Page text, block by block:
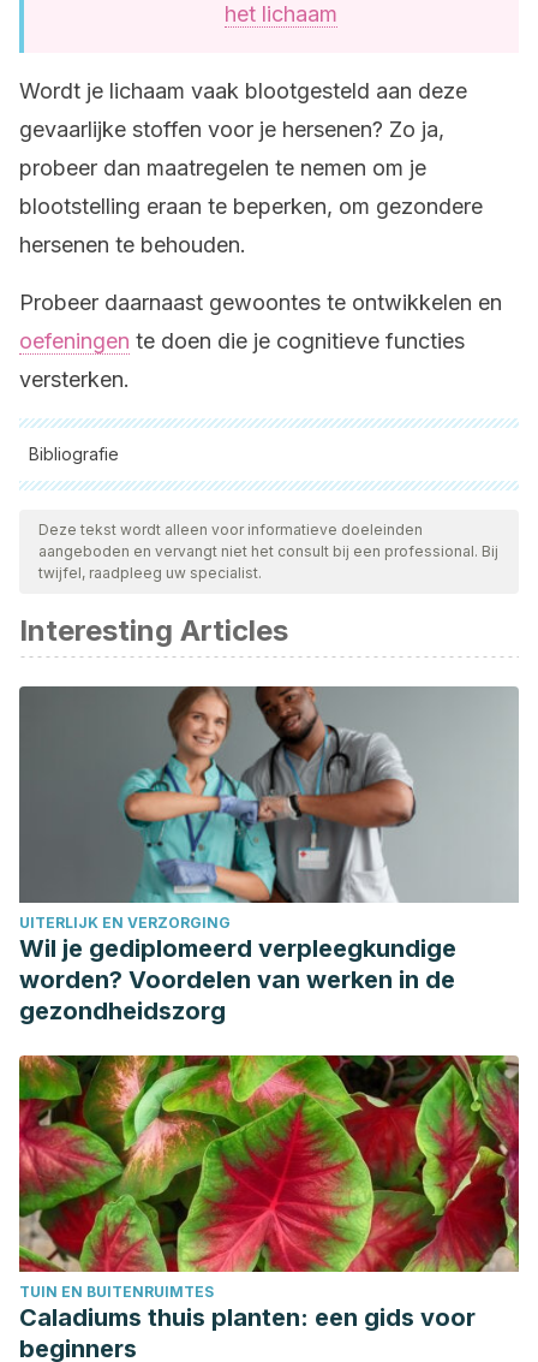
het lichaam
Wordt je lichaam vaak blootgesteld aan deze
gevaarlijke stoffen voor je hersenen? Zo ja,
probeer dan maatregelen te nemen om je
blootstelling eraan te beperken, om gezondere
hersenen te behouden.
Probeer daarnaast gewoontes te ontwikkelen en
oefeningen te doen die je cognitieve functies
versterken.
Bibliografie
Alle aangehaalde bronnen zijn grondig gecontroleerd door
ons team om hun kwaliteit, betrouwbaarheid, actualiteit en
geldigheid te waarborgen. De bibliografie van dit artikel werd
Consecuencias de la fluoración del agua potable en la
salud humana.https://scielo.conicyt.cl/scielo.php?
script=sci_arttext&pid=S0034-98872017000200012
Efectos del flúor sobre el sistema nervioso central.
https://www.sciencedirect.com/science/article/pii/
Neurotóxicos medioambientales (IV)*. Tabaco, alcohol,
solventes, flúor y aditivos alimentarios: efectos adversos
en el sistema nervioso fetal y posnatal y medidas
preventivas.
http://www.pehsu.org/wp/pdf/neurotoxicos4.pdf
Fluorosis dental: no solo un problema estético.
http://scielo.sld.cu/scielo.php?
Deze tekst wordt alleen voor informatieve doeleinden
aangeboden en vervangt niet het consult bij een professional. Bij
twijfel, raadpleeg uw specialist.
Interesting Articles
UITERLIJK EN VERZORGING
Wil je gediplomeerd verpleegkundige
worden? Voordelen van werken in de
gezondheidszorg
TUIN EN BUITENRUIMTES
Caladiums thuis planten: een gids voor
beginners